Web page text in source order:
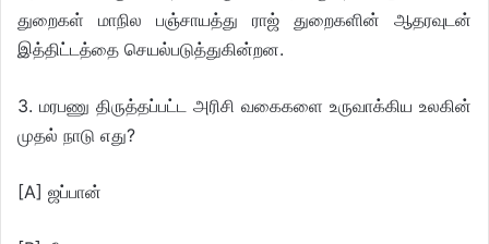
துறைகள் மாநில பஞ்சாயத்து ராஜ் துறைகளின் ஆதரவுடன்
இத்திட்டத்தை செயல்படுத்துகின்றன.
3. மரபணு திருத்தப்பட்ட அரிசி வகைகளை உருவாக்கிய உலகின்
முதல் நாடு எது?
[A] ஜப்பான்